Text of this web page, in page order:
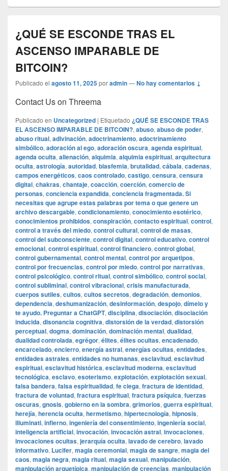
¿QUÉ SE ESCONDE TRAS EL
ASCENSO IMPARABLE DE
BITCOIN?
Publicado el agosto 11, 2025poradmin—No hay comentarios ↓
Contact Us on Threema
Publicado en Uncategorized | Etiquetado ¿QUÉ SE ESCONDE TRAS
EL ASCENSO IMPARABLE DE BITCOIN?, abuso, abuso de poder,
abuso ritual, adivinación, adoctrinamiento, adoctrinamiento
simbólico, adoración al ego, adoración oscura, agenda espiritual,
agenda oculta, alienación, alquimia, alquimia espiritual, arquitectura
oculta, astrología, autoridad, blasfemia, brutalidad, cábala, cadenas,
campos energéticos, caos controlado, castigo, censura, censura
digital, chakras, chantaje, coacción, coerción, comercio de
personas, conciencia expandida, conciencia fragmentada. Si
necesitas que agrupe estas palabras por tema o que genere un
archivo descargable, condicionamiento, conocimiento esotérico,
conocimientos prohibidos, conspiración, contacto espiritual, control,
control a través del miedo, control cultural, control de masas,
control del subconsciente, control digital, control educativo, control
emocional, control espiritual, control financiero, control global,
control gubernamental, control mental, control por arquetipos,
control por frecuencias, control por miedo, control por narrativas,
control psicológico, control ritual, control simbólico, control social,
control subliminal, control vibracional, crisis manufacturada,
cuerpos sutiles, cultos, cultos secretos, degradación, demonios,
dependencia, deshumanización, desinformación, despojo, dímelo y
te ayudo. Preguntar a ChatGPT, disciplina, disociación, disociación
inducida, disonancia cognitiva, distorsión de la verdad, distorsión
perceptual, dogma, dominación, dominación mental, dualidad,
dualidad controlada, egrégor, élites, élites ocultas, encadenado,
encarcelado, encierro, energía astral, energías ocultas, entidades,
entidades astrales, entidades no humanas, esclavitud, esclavitud
espiritual, esclavitud histórica, esclavitud moderna, esclavitud
tecnológica, esclavo, esoterismo, explotación, explotación sexual,
falsa bandera, falsa espiritualidad, fe ciega, fractura de identidad,
fractura de voluntad, fractura espiritual, fractura psíquica, fuerzas
oscuras, gnosis, gobierno en la sombra, grimorios, guerra espiritual,
herejía, herencia oculta, hermetismo, hipertecnología, hipnosis,
illuminati, infierno, ingeniería del consentimiento, ingeniería social,
inteligencia artificial, invocación, invocación astral, invocaciones,
invocaciones ocultas, jerarquía oculta, lavado de cerebro, lavado
informativo, Lucifer, magia ceremonial, magia de sangre, magia del
caos, magia negra, magia ritual, magia sexual, manipulación,
manipulación arquetípica, manipulación de creencias, manipulación